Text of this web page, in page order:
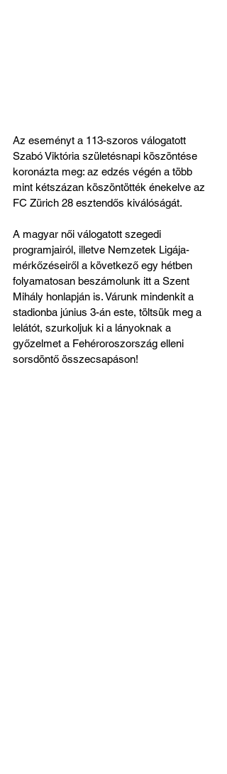
Az eseményt a 113-szoros válogatott
Szabó Viktória születésnapi köszöntése
koronázta meg: az edzés végén a több
mint kétszázan köszöntötték énekelve az
FC Zürich 28 esztendős kiválóságát.
A magyar női válogatott szegedi
programjairól, illetve Nemzetek Ligája-
mérkőzéseiről a következő egy hétben
folyamatosan beszámolunk itt a Szent
Mihály honlapján is. Várunk mindenkit a
stadionba június 3-án este, töltsük meg a
lelátót, szurkoljuk ki a lányoknak a
győzelmet a Fehéroroszország elleni
sorsdöntő összecsapáson!